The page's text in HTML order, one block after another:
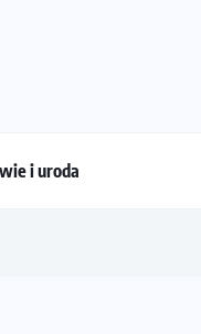
i uroda